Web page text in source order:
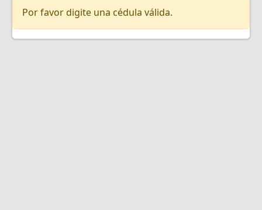
Por favor digite una cédula válida.